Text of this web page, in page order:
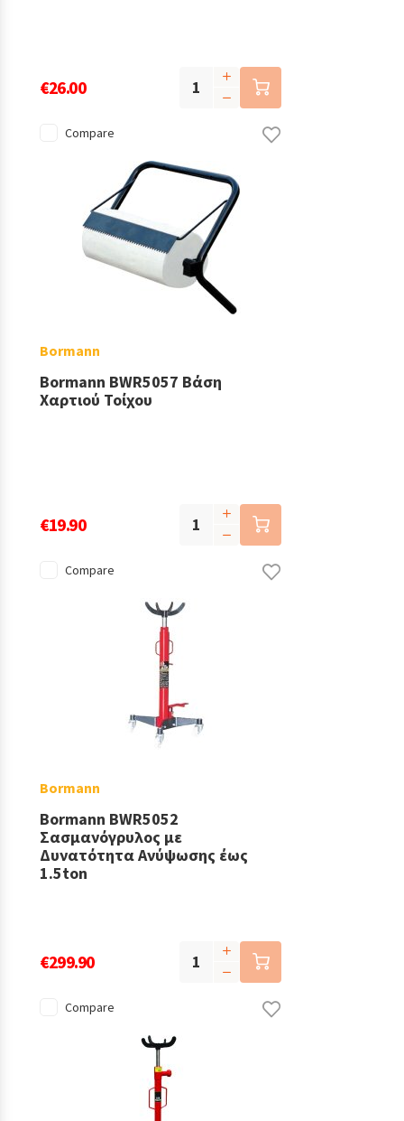
€26.00
Compare
Bormann
Bormann BWR5057 Βάση
Χαρτιού Τοίχου
€19.90
Compare
Bormann
Bormann BWR5052
Σασμανόγρυλος με
Δυνατότητα Ανύψωσης έως
1.5ton
€299.90
Compare